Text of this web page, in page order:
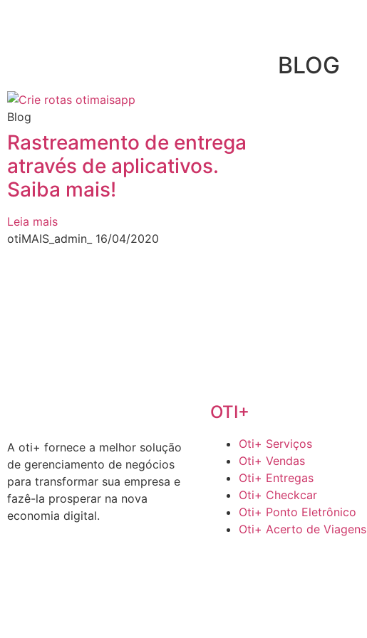
BLOG
Blog
Rastreamento de entrega
através de aplicativos.
Saiba mais!
Leia mais
otiMAIS_admin_ 16/04/2020
A oti+ fornece a melhor solução
de gerenciamento de negócios
para transformar sua empresa e
fazê-la prosperar na nova
economia digital.
OTI+
Oti+ Serviços
Oti+ Vendas
Oti+ Entregas
Oti+ Checkcar
Oti+ Ponto Eletrônico
Oti+ Acerto de Viagens